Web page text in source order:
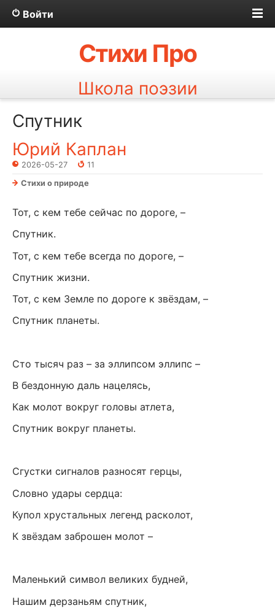
Войти
Стихи Про
Школа поэзии
Спутник
Юрий Каплан
2026-05-27
11
Стихи о природе
Тот, с кем тебе сейчас по дороге, –
Спутник.
Тот, с кем тебе всегда по дороге, –
Спутник жизни.
Тот, с кем Земле по дороге к звёздам, –
Спутник планеты.
Сто тысяч раз – за эллипсом эллипс –
В бездонную даль нацелясь,
Как молот вокруг головы атлета,
Спутник вокруг планеты.
Сгустки сигналов разносят герцы,
Словно удары сердца:
Купол хрустальных легенд расколот,
К звёздам заброшен молот –
Маленький символ великих будней,
Нашим дерзаньям спутник,